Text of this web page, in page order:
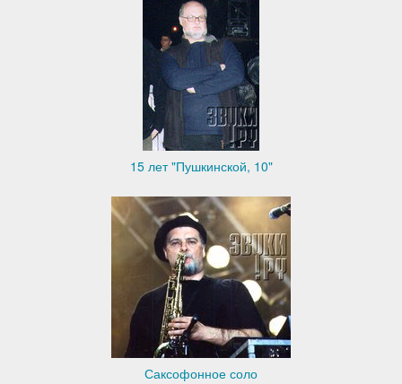
15 лет "Пушкинской, 10"
Саксофонное соло